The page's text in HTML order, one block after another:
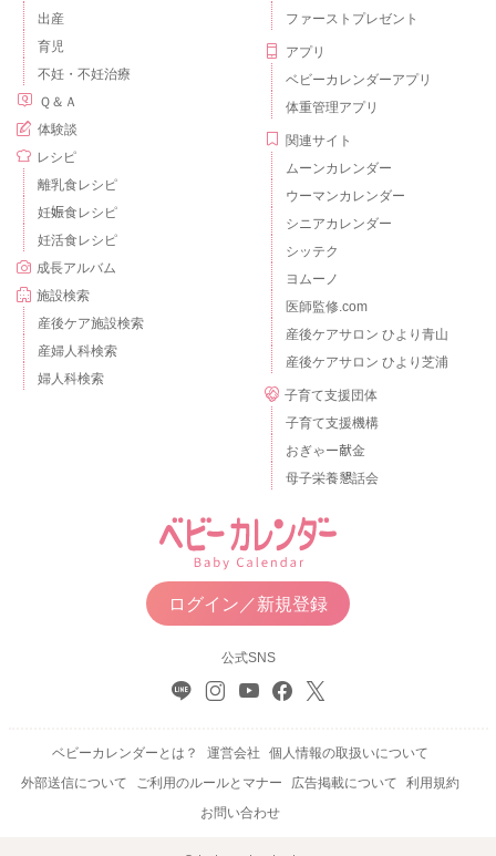
出産
育児
不妊・不妊治療
Ｑ＆Ａ
体験談
レシピ
離乳食レシピ
妊娠食レシピ
妊活食レシピ
成長アルバム
施設検索
産後ケア施設検索
産婦人科検索
婦人科検索
ファーストプレゼント
アプリ
ベビーカレンダーアプリ
体重管理アプリ
関連サイト
ムーンカレンダー
ウーマンカレンダー
シニアカレンダー
シッテク
ヨムーノ
医師監修.com
産後ケアサロン ひより青山
産後ケアサロン ひより芝浦
子育て支援団体
子育て支援機構
おぎゃー献金
母子栄養懇話会
ログイン／新規登録
公式SNS
ベビーカレンダーとは？ 運営会社
個人情報の取扱いについて
外部送信について
ご利用のルールとマナー 広告掲載について
利用規約
お問い合わせ